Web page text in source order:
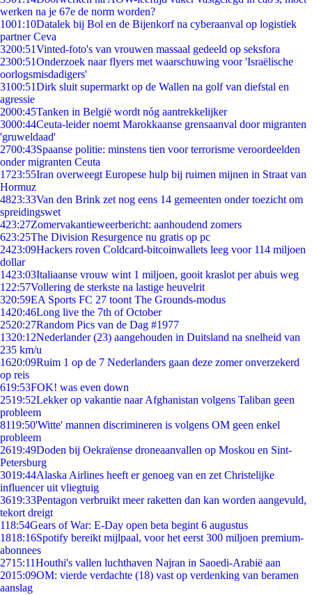
werken na je 67e de norm worden?
1001:10Datalek bij Bol en de Bijenkorf na cyberaanval op logistiek
partner Ceva
3200:51Vinted-foto's van vrouwen massaal gedeeld op seksfora
2300:51Onderzoek naar flyers met waarschuwing voor 'Israëlische
oorlogsmisdadigers'
3100:51Dirk sluit supermarkt op de Wallen na golf van diefstal en
agressie
2000:45Tanken in België wordt nóg aantrekkelijker
3000:44Ceuta-leider noemt Marokkaanse grensaanval door migranten
'gruweldaad'
2700:43Spaanse politie: minstens tien voor terrorisme veroordeelden
onder migranten Ceuta
1723:55Iran overweegt Europese hulp bij ruimen mijnen in Straat van
Hormuz
4823:33Van den Brink zet nog eens 14 gemeenten onder toezicht om
spreidingswet
423:27Zomervakantieweerbericht: aanhoudend zomers
623:25The Division Resurgence nu gratis op pc
2423:09Hackers roven Coldcard-bitcoinwallets leeg voor 114 miljoen
dollar
1423:03Italiaanse vrouw wint 1 miljoen, gooit kraslot per abuis weg
1 22:57Vollering de sterkste na lastige heuvelrit
320:59EA Sports FC 27 toont The Grounds-modus
1420:46Long live the 7th of October
2520:27Random Pics van de Dag #1977
1320:12Nederlander (23) aangehouden in Duitsland na snelheid van
235 km/u
1620:09Ruim 1 op de 7 Nederlanders gaan deze zomer onverzekerd
op reis
619:53FOK! was even down
2519:52Lekker op vakantie naar Afghanistan volgens Taliban geen
probleem
8119:50'Witte' mannen discrimineren is volgens OM geen enkel
probleem
2619:49Doden bij Oekraïense droneaanvallen op Moskou en Sint-
Petersburg
3019:44Alaska Airlines heeft er genoeg van en zet Christelijke
influencer uit vliegtuig
3619:33Pentagon verbruikt meer raketten dan kan worden aangevuld,
tekort dreigt
118:54Gears of War: E-Day open beta begint 6 augustus
1818:16Spotify bereikt mijlpaal, voor het eerst 300 miljoen premium-
abonnees
2715:11Houthi's vallen luchthaven Najran in Saoedi-Arabië aan
2015:09OM: vierde verdachte (18) vast op verdenking van beramen
aanslag